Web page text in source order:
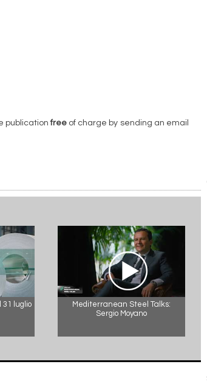
publicationfree of charge by sending an email
31 luglio
Mediterranean Steel Talks:
Sergio Moyano